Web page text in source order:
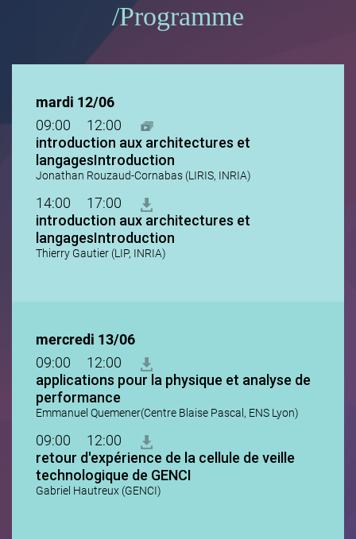
Programme
mardi 12/06
09:00
12:00
introduction aux architectures et
langagesIntroduction
Jonathan Rouzaud-Cornabas (LIRIS, INRIA)
14:00
17:00
introduction aux architectures et
langagesIntroduction
Thierry Gautier (LIP, INRIA)
mercredi 13/06
09:00
12:00
applications pour la physique et analyse de
performance
Emmanuel Quemener(Centre Blaise Pascal, ENS Lyon)
09:00
12:00
retour d'expérience de la cellule de veille
technologique de GENCI
Gabriel Hautreux (GENCI)